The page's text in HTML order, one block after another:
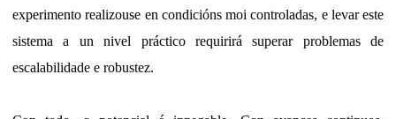
experimento realizouse en condicións moi controladas, e levar este
sistema a un nivel práctico requirirá superar problemas de
escalabilidade e robustez.